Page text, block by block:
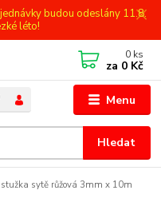
budou odeslány 11.8.
léto!
Menu
Hledat
0 ks
za 0 Kč
sytě růžová 3mm x 10m